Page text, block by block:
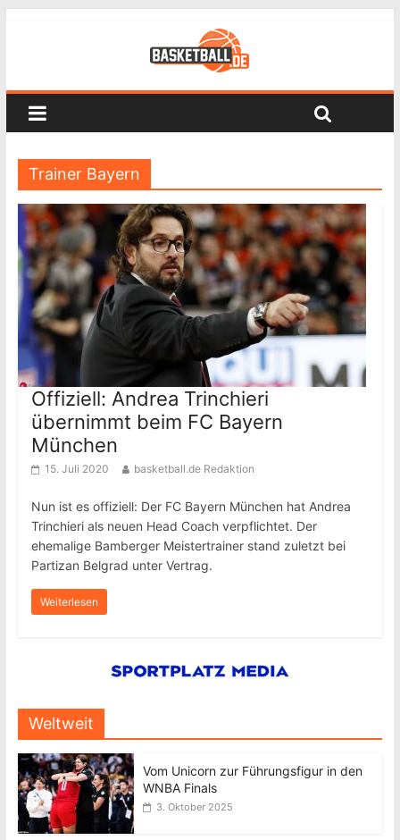
Trainer Bayern
Offiziell: Andrea Trinchieri
übernimmt beim FC Bayern
München
15. Juli 2020 basketball.de Redaktion
Nun ist es offiziell: Der FC Bayern München hat Andrea
Trinchieri als neuen Head Coach verpflichtet. Der
ehemalige Bamberger Meistertrainer stand zuletzt bei
Partizan Belgrad unter Vertrag.
Weiterlesen
Weltweit
Vom Unicorn zur Führungsfigur in den
WNBA Finals
3. Oktober 2025